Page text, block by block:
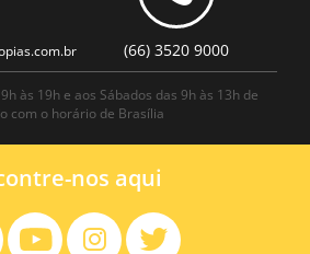
(66) 3520 9000
às 19h e aos Sábados das 9h às 13h de
com o horário de Brasília
nos aqui